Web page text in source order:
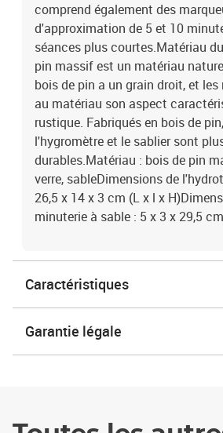
comprend également des
d'approximation de 5 et 10
séances plus courtes.Matériau
pin massif est un matériau
bois de pin a un grain droit, et
au matériau son aspect
rustique. Fabriqués en bois de
l'hygromètre et le sablier sont
durables.Matériau : bois de pin
verre, sableDimensions de
26,5 x 14 x 3 cm (L x l x
minuterie à sable : 5 x 3 x 29,5
Caractéristiques
Garantie légale